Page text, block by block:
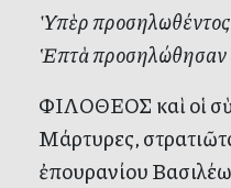
Ὑπὲρ
Ἑπτὰ προσηλώθησαν
ΦΙΛΟΘΕΟΣ καὶ οἱ
Μάρτυρες,
ἐπουρανίου